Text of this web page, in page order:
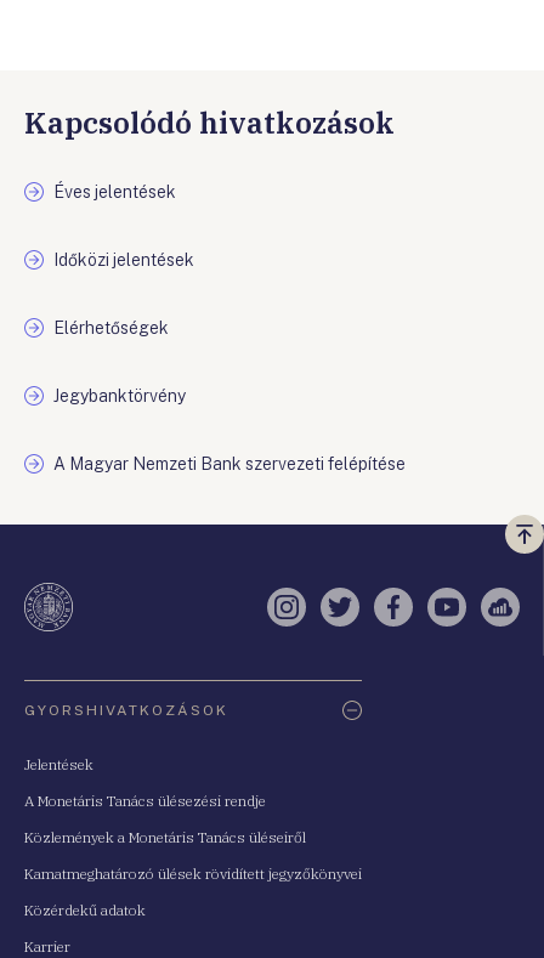
Kapcsolódó hivatkozások
Éves jelentések
Időközi jelentések
Elérhetőségek
Jegybanktörvény
A Magyar Nemzeti Bank szervezeti felépítése
a
Instagram
TwitterFacebook
YouTube
GYORSHIVATKOZÁSOK
Jelentések
A Monetáris Tanács ülésezési rendje
Közlemények a Monetáris Tanács üléseiről
Kamatmeghatározó ülések rövidített jegyzőkönyvei
Közérdekű adatok
Karrier